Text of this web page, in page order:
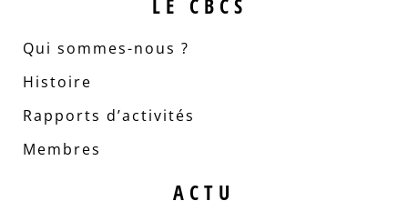
LE CBCS
Qui sommes-nous ?
Histoire
Rapports d’activités
Membres
ACTU